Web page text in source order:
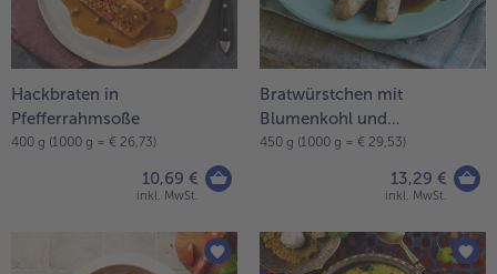
- 5 € beim Kauf von 7 Schlemmermenüs nach Wahl
Hackbraten in
Pfefferrahmsoße
400 g (1000 g = € 26,73)
10,69 €
inkl. MwSt.
Bratwürstchen mit
Blumenkohl und
Kartoffelpüree
450 g (1000 g = € 29,53)
13,29 €
inkl. MwSt.